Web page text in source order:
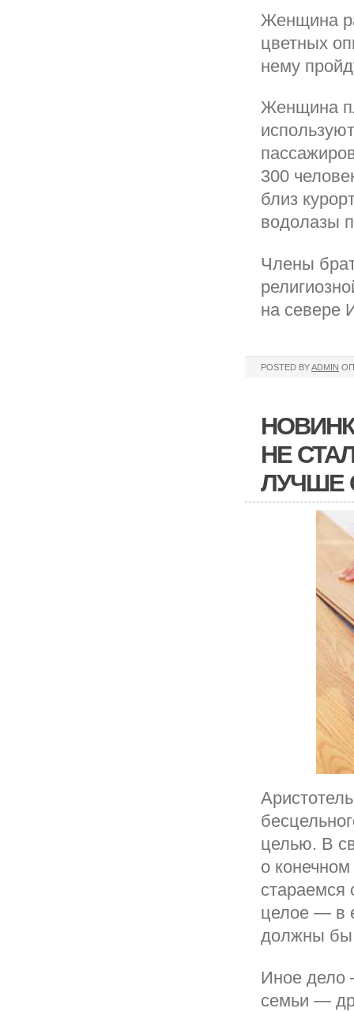
Женщина
цветных
нему
Женщина
300
близ
водолазы
Члены
на севере
POSTED BYADMIN
НЕ
ЛУЧШЕ
целью. В
о
стараемся
целое — в
должны
Иное дело
семьи —